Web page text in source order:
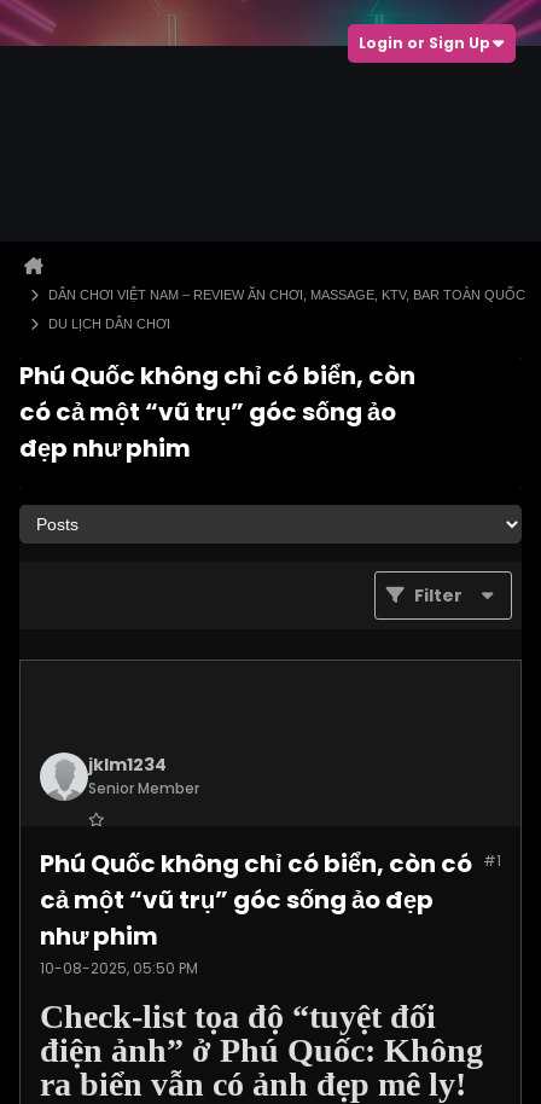
Login or Sign Up
DÂN CHƠI VIỆT NAM – REVIEW ĂN CHƠI, MASSAGE, KTV, BAR TOÀN QUỐC
DU LỊCH DÂN CHƠI
Phú Quốc không chỉ có biển, còn
có cả một “vũ trụ” góc sống ảo
đẹp như phim
Filter
jklm1234
Senior Member
Posts:1215 #1
Phú Quốc không chỉ có biển, còn có
cả một “vũ trụ” góc sống ảo đẹp
như phim
10-08-2025, 05:50 PM
Check-list tọa độ “tuyệt đối
điện ảnh” ở Phú Quốc: Không
ra biển vẫn có ảnh đẹp mê ly!